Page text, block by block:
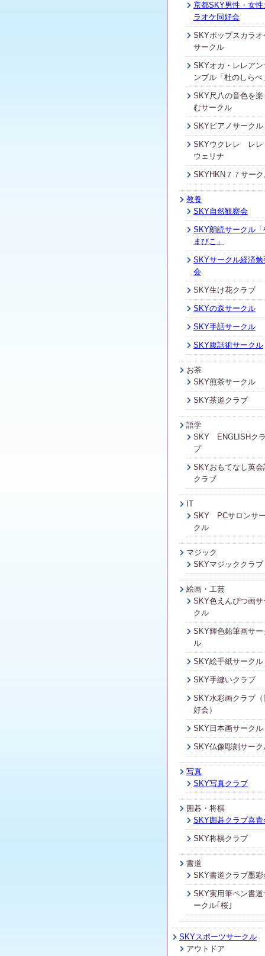
京都SKY男性・女性
ラオケ同好会
SKYポップスカラオ
サークル
SKYオカ・レレアン
ンブル「杜のしらべ
SKY尺八の音色を楽
むサークル
SKYピアノサークル
SKYウクレレ レレ
ウェリナ
SKYHKN７７サー
教養
SKY自然観察会
SKY朗読サークル「
まびこ」
SKYサークル経済勉
会
SKY生け花クラブ
SKYの森サークル
SKY手話サークル
SKY腹話術サークル
お茶
SKY煎茶サークル
SKY茶道クラブ
語学
SKY ENGLISHクラ
ブ
SKYおもてなし英会
クラブ
IT
SKY PCサロンサー
クル
マジック
SKYマジッククラブ
絵画・工芸
SKY色えんぴつ画サ
クル
SKY輝色鉛筆画サー
ル
SKY絵手紙サークル
SKY手縫いクラブ
SKY水彩画クラブ（
好会）
SKY日本画サークル
SKY仏像彫刻サーク
写真
SKY写真クラブ
囲碁・将棋
SKY囲碁クラブ喜青
SKY将棋クラブ
書道
SKY書道クラブ墨彩
SKY実用筆ペン書道
ークル｢桜｣
SKYスポーツサークル
アウトドア